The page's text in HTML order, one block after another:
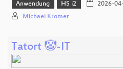
Anwendung HS i2 2026-
Michael Kromer
Tatort 🤡-IT